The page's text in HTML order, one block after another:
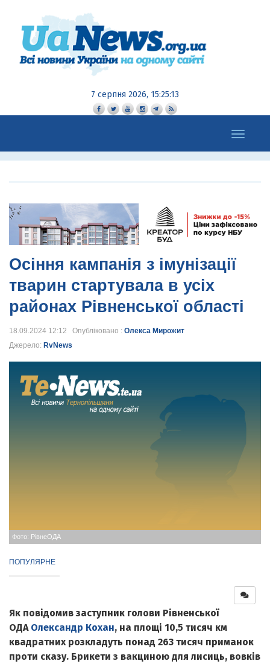
7 серпня 2026, 15:25:14
Toggle
navigation
Осіння кампанія з імунізації
тварин стартувала в усіх
районах Рівненської області
18.09.2024 12:12 Опубліковано : Олекса Мирожит
Джерело: RvNews
Фото: РівнеОДА
ПОПУЛЯРНЕ
Як повідомив заступник голови Рівненської
ОДА Олександр Кохан, на площі 10,5 тисяч км
квадратних розкладуть понад 263 тисяч приманок
проти сказу. Брикети з вакциною для лисиць, вовків